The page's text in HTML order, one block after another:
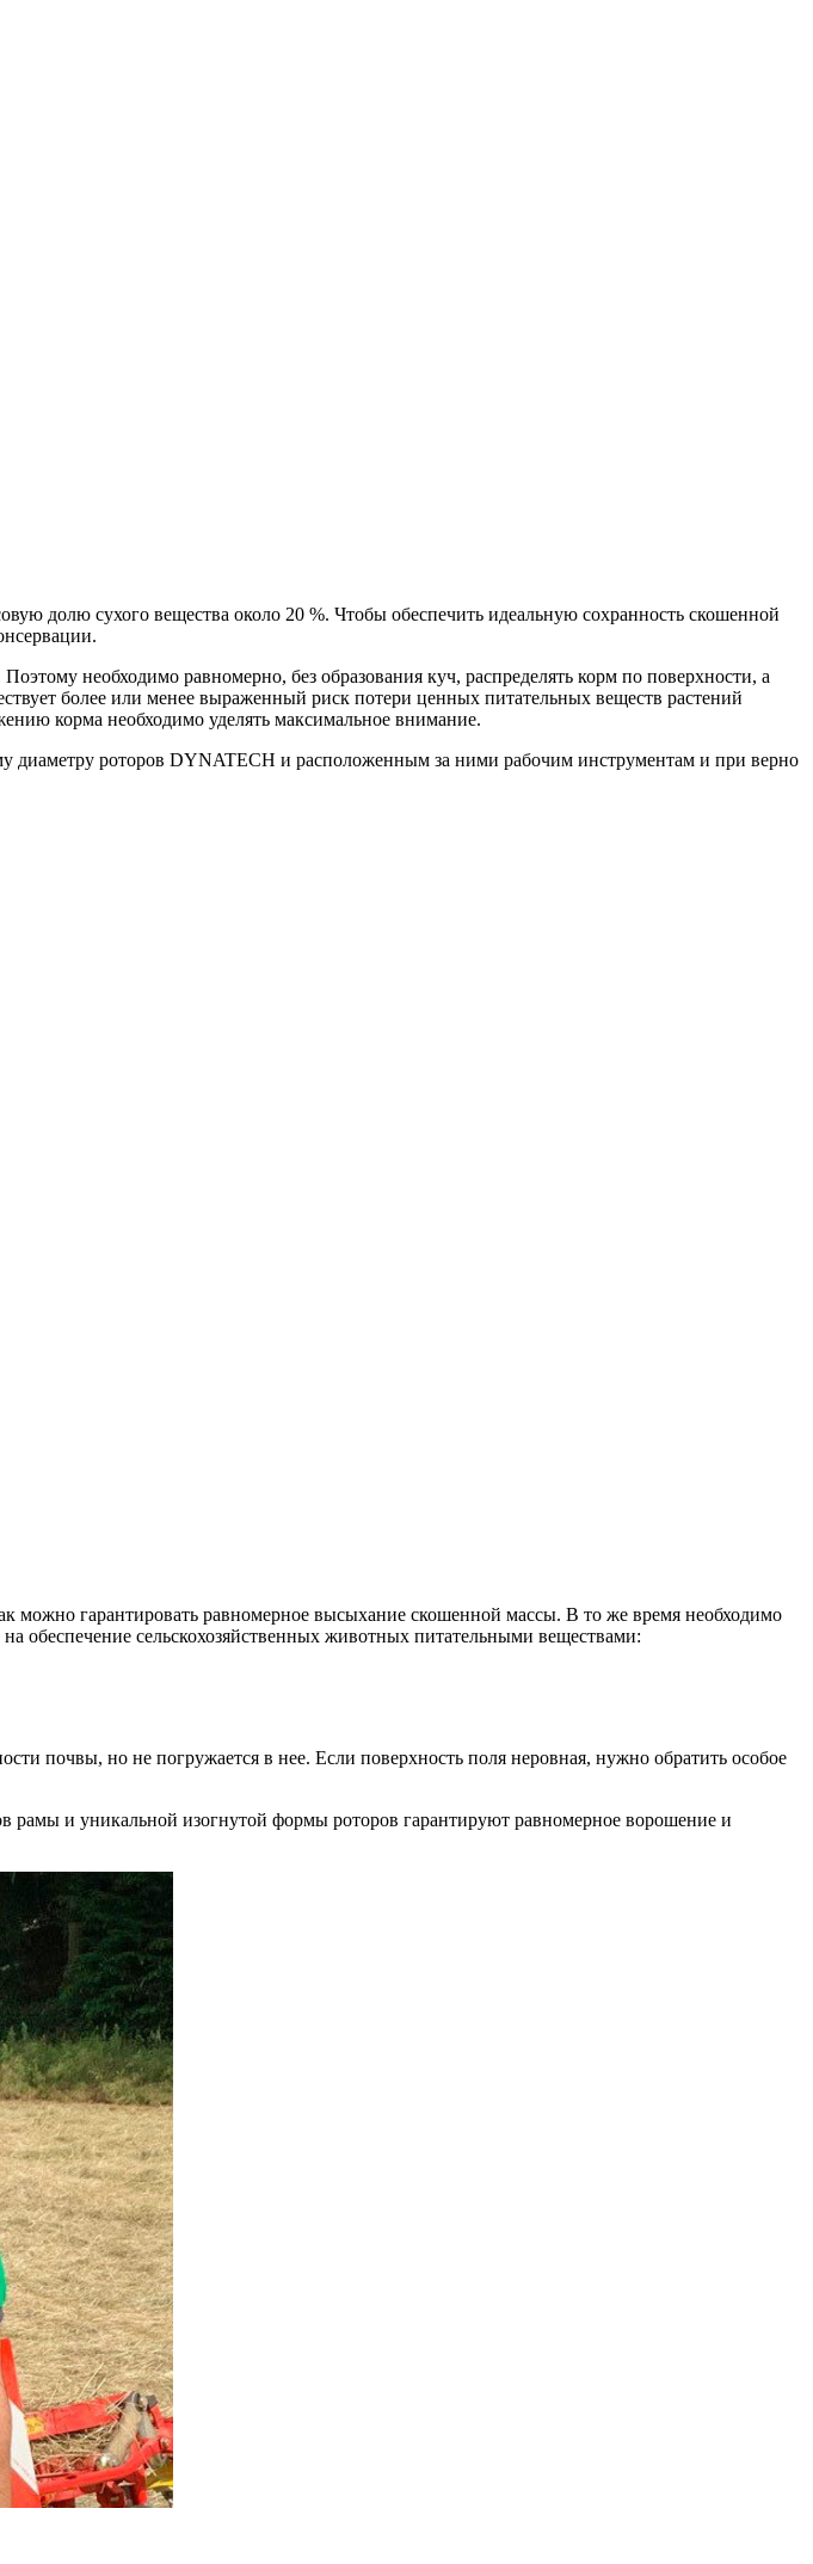
долю сухого вещества около 20 %. Чтобы обеспечить идеальную сохранность скошенной
необходимо равномерно, без образования куч, распределять корм по поверхности, а
более или менее выраженный риск потери ценных питательных веществ растений
корма необходимо уделять максимальное внимание.
диаметру роторов DYNATECH и расположенным за ними рабочим инструментам и при верно
можно гарантировать равномерное высыхание скошенной массы. В то же время необходимо
обеспечение сельскохозяйственных животных питательными веществами:
почвы, но не погружается в нее. Если поверхность поля неровная, нужно обратить особое
и уникальной изогнутой формы роторов гарантируют равномерное ворошение и